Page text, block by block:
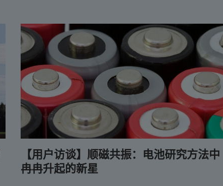
【用户访谈】顺磁共振：电池研究方法中
冉冉升起的新星